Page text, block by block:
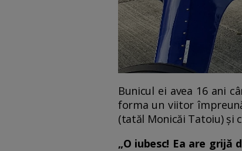
Bunicul ei avea 16 ani
forma un viitor
(tatăl Monicăi Tatoiu) și
„O iubesc! Ea are grijă